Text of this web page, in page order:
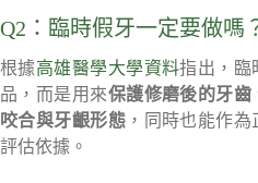
Q2：臨時假牙一定要做嗎
根據高雄醫學大學資料指出，臨
品，而是用來保護修磨後的牙齒
咬合與牙齦形態 ，同時也能作
評估依據。